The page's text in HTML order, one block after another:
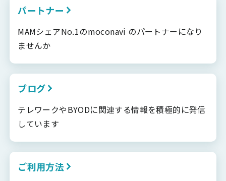
パートナー
MAMシェアNo.1のmoconavi のパートナーになり
ませんか
ブログ
テレワークやBYODに関連する情報を積極的に発信
しています
ご利用方法